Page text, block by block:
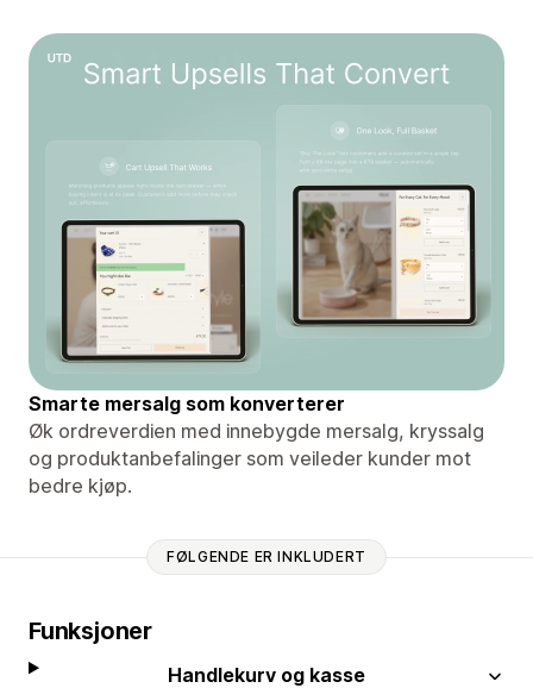
Smarte mersalg som konverterer
Øk ordreverdien med innebygde mersalg, kryssalg
og produktanbefalinger som veileder kunder mot
bedre kjøp.
FØLGENDE ER INKLUDERT
Funksjoner
Handlekurv og kasse